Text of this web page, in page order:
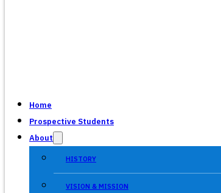
Home
Prospective Students
About
HISTORY
VISION & MISSION